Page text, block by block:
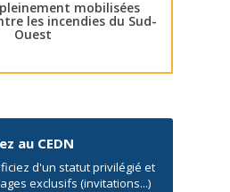
mobilisées
les incendies du Sud-
Ouest
au CEDN
d'un statut privilégié et
exclusifs (invitations...)